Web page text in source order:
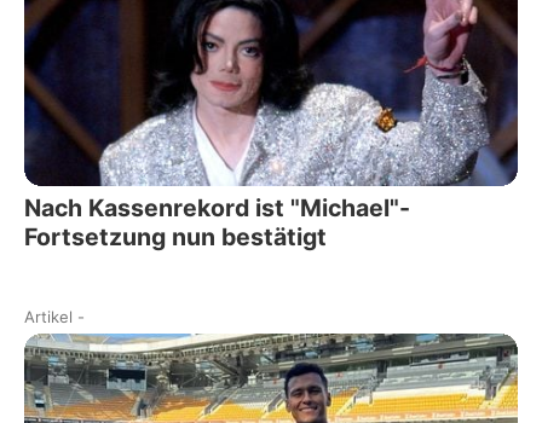
Nach Kassenrekord ist "Michael"-
Fortsetzung nun bestätigt
Artikel -